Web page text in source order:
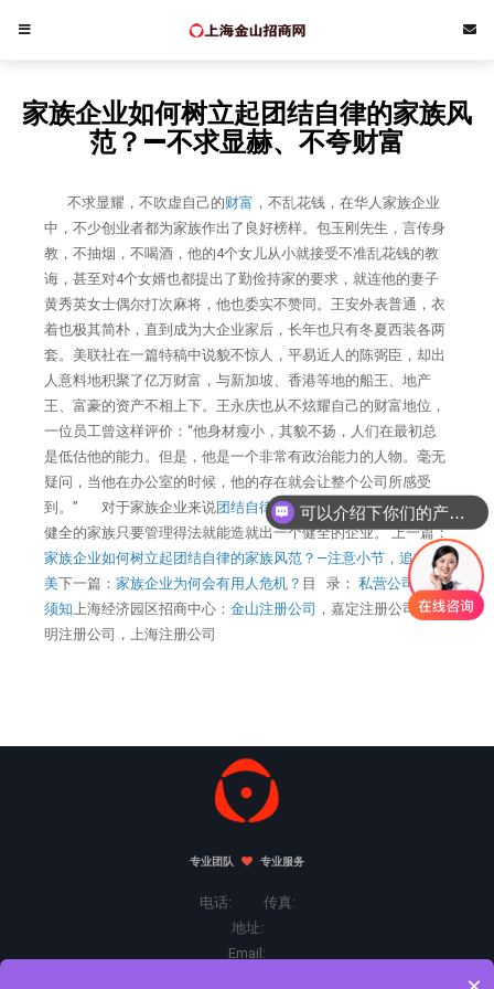
家族企业如何树立起团结自律的家族风
范？—不求显赫、不夸财富
不求显耀，不吹虚自己的财富 ，不乱花钱，在华人家族企业
中，不少创业者都为家族作出了良好榜样。包玉刚先生，言传身
教，不抽烟，不喝酒，他的4个女儿从小就接受不准乱花钱的教
诲，甚至对4个女婿也都提出了勤俭持家的要求，就连他的妻子
黄秀英女士偶尔打次麻将，他也委实不赞同。王安外表普通，衣
着也极其简朴，直到成为大企业家后，长年也只有冬夏西装各两
套。美联社在一篇特稿中说貌不惊人，平易近人的陈弼臣，却出
人意料地积聚了亿万财富，与新加坡、香港等地的船王、地产
王、富豪的资产不相上下。王永庆也从不炫耀自己的财富地位，
一位员工曾这样评价：“他身材瘦小，其貌不扬，人们在最初总
是低估他的能力。但是，他是一个非常有政治能力的人物。毫无
疑问，当他在办公室的时候，他的存在就会让整个公司所感受
到。” 对于家族企业来说团结自律的家族才是健全的家庭，而
健全的家族只要管理得法就能造就出一个健全的企业。 上一篇：
家族企业如何树立起团结自律的家族风范？—注意小节，追求完
美下一篇： 家族企业为何会有用人危机？ 目 录： 私营公司管理
须知上海经济园区招商中心： 金山注册公司 ，嘉定注册公司，崇
明注册公司，上海注册公司
专业团队 专业服务
电话: 传真:
地址:
Email:
可以介绍下你们的产品么